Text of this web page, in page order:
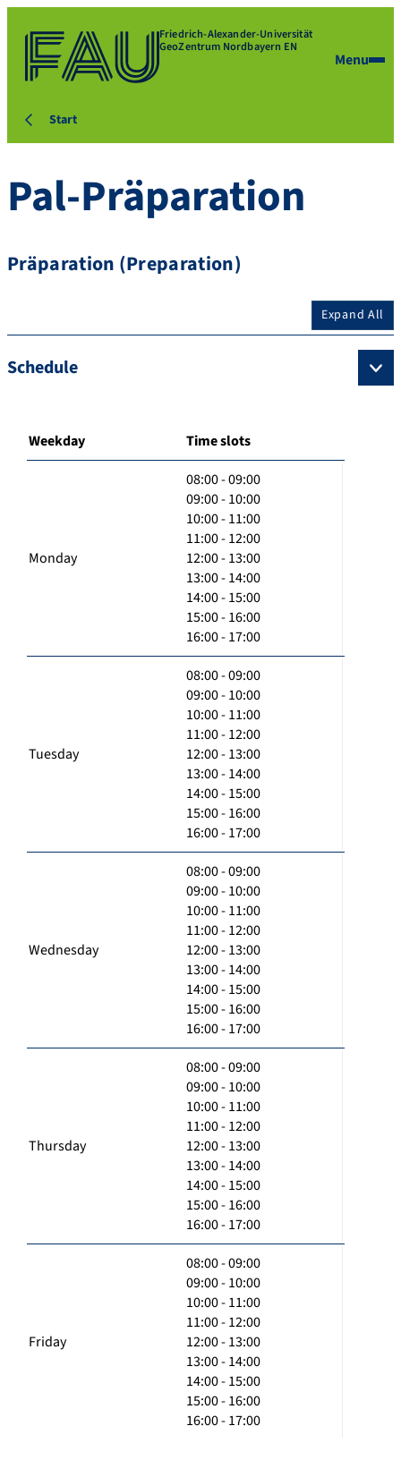
Friedrich-Alexander-Universität
GeoZentrum Nordbayern EN
Menu
Start
Pal-Präparation
Präparation (Preparation)
Expand All
Schedule
Weekday Time slots
Monday
08:00 - 09:00
09:00 - 10:00
10:00 - 11:00
11:00 - 12:00
12:00 - 13:00
13:00 - 14:00
14:00 - 15:00
15:00 - 16:00
16:00 - 17:00
Tuesday
08:00 - 09:00
09:00 - 10:00
10:00 - 11:00
11:00 - 12:00
12:00 - 13:00
13:00 - 14:00
14:00 - 15:00
15:00 - 16:00
16:00 - 17:00
Wednesday
08:00 - 09:00
09:00 - 10:00
10:00 - 11:00
11:00 - 12:00
12:00 - 13:00
13:00 - 14:00
14:00 - 15:00
15:00 - 16:00
16:00 - 17:00
Thursday
08:00 - 09:00
09:00 - 10:00
10:00 - 11:00
11:00 - 12:00
12:00 - 13:00
13:00 - 14:00
14:00 - 15:00
15:00 - 16:00
16:00 - 17:00
Friday
08:00 - 09:00
09:00 - 10:00
10:00 - 11:00
11:00 - 12:00
12:00 - 13:00
13:00 - 14:00
14:00 - 15:00
15:00 - 16:00
16:00 - 17:00